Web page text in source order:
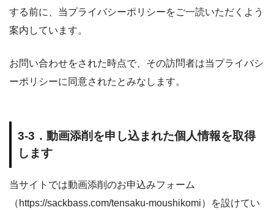
する前に、当プライバシーポリシーをご一読いただくよう
案内しています。
お問い合わせをされた時点で、その訪問者は当プライバシ
ーポリシーに同意されたとみなします。
3-3．動画添削を申し込まれた個人情報を取得
します
当サイトでは動画添削のお申込みフォーム
（https://sackbass.com/tensaku-moushikomi）を設けてい